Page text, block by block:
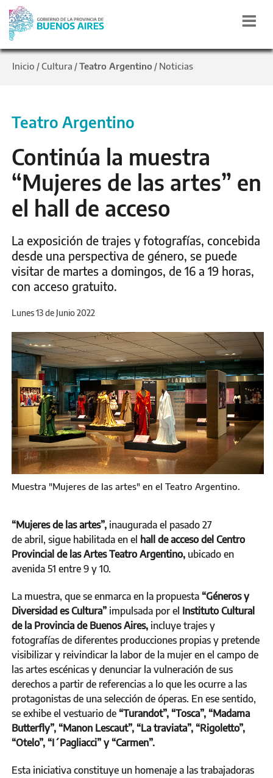
Inicio /Cultura /Teatro Argentino / Noticias
Teatro Argentino
Continúa la muestra
“Mujeres de las artes” en
el hall de acceso
La exposición de trajes y fotografías, concebida
desde una perspectiva de género, se puede
visitar de martes a domingos, de 16 a 19 horas,
con acceso gratuito.
Lunes 13 de Junio 2022
Muestra "Mujeres de las artes" en el Teatro Argentino.
“Mujeres de las artes”, inaugurada el pasado 27
de abril, sigue habilitada en el hall de acceso del Centro
Provincial de las Artes Teatro Argentino, ubicado en
avenida 51 entre 9 y 10.
La muestra, que se enmarca en la propuesta “Géneros y
Diversidad es Cultura” impulsada por el Instituto Cultural
de la Provincia de Buenos Aires, incluye trajes y
fotografías de diferentes producciones propias y pretende
visibilizar y reivindicar la labor de la mujer en el campo de
las artes escénicas y denunciar la vulneración de sus
derechos a partir de referencias a lo que les ocurre a las
protagonistas de una selección de óperas. En ese sentido,
se exhibe el vestuario de “Turandot”, “Tosca”, “Madama
Butterfly”, “Manon Lescaut”, “La traviata”, “Rigoletto”,
“Otelo”, “I´Pagliacci” y “Carmen”.
Esta iniciativa constituye un homenaje a las trabajadoras